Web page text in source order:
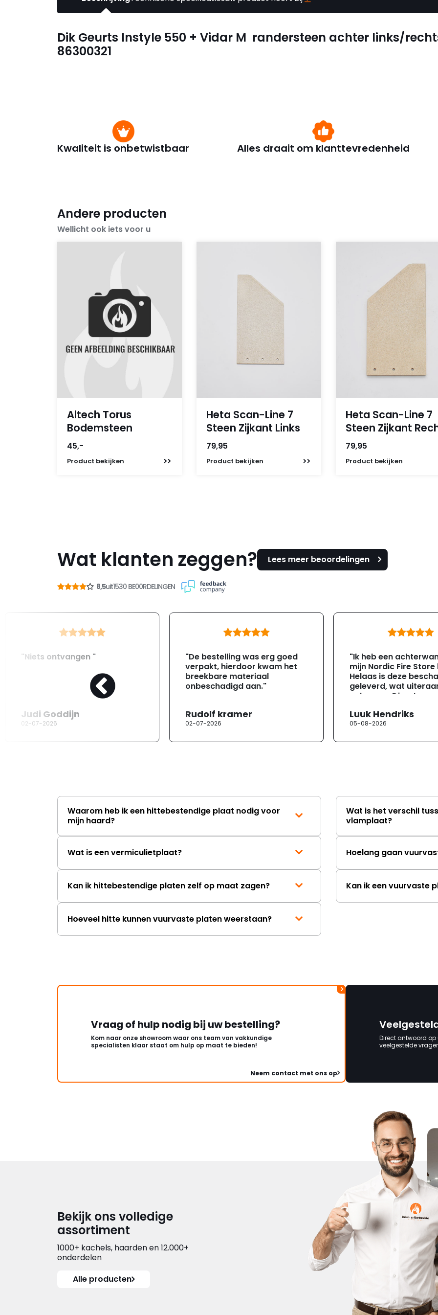
Dik Geurts Instyle 550 + Vidar M randersteen achter links/
86300321
Kwaliteit is onbetwistbaar Alles draait om klanttevredenheid
Andere producten
Wellicht ook iets voor u
Altech Torus
Bodemsteen
45,-
Product bekijken
Heta Scan-Line 7
Steen Zijkant Links
79,95
Product bekijken
Heta Scan-Line 7
Steen Zijkant
79,95
Product bekijken
Wat klanten zeggen? Lees meer beoordelingen
8,5uit1530 BE00RDELINGEN
"Niets ontvangen "
Judi Goddijn
02-07-2026
"De bestelling was erg goed
verpakt, hierdoor kwam het
breekbare materiaal
onbeschadigd aan."
Rudolf kramer
02-07-2026
"Ik heb een
mijn Nordic Fire
Helaas is deze
geleverd, wat
gebeuren. Direct na
opgenomen met de
klantenservice. Helaas
erg moeizaam;
wordt opgelost en
onbeschadigde
mag ontvangen."
Luuk Hendriks
05-08-2026
Waarom heb ik een hittebestendige plaat nodig voor
mijn haard?
Wat is een vermiculietplaat?
Kan ik hittebestendige platen zelf op maat zagen?
Hoeveel hitte kunnen vuurvaste platen weerstaan?
Wat is het verschil
vlamplaat?
Hoelang gaan
Kan ik een vuurvaste
Vraag of hulp nodig bij uw bestelling?
Kom naar onze showroom waar ons team van vakkundige
specialisten klaar staat om hulp op maat te bieden!
Neem contact met ons op
Direct antwoord op
veelgestelde
Bekijk ons volledige
assortiment
1000+ kachels, haarden en 12.000+
onderdelen
Alle producten